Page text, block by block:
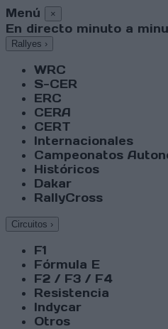
Menú ×
En directo minuto a
Rallyes ›
WRC
S-CER
ERC
CERA
CERT
Internacionales
Campeonatos
Históricos
Dakar
RallyCross
Circuitos ›
F1
Fórmula E
F2 / F3 / F4
Resistencia
Indycar
Otros